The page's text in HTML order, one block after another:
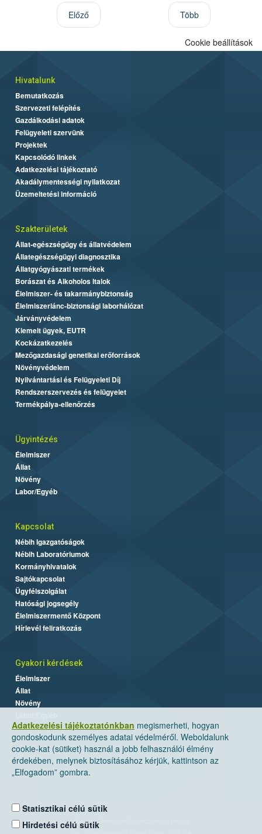
Előző Több
Adatkezelési tájékoztatónkban megismerheti, hogyan
gondoskodunk személyes adatai védelméről. Weboldalunk
cookie-kat (sütiket) használ a jobb felhasználói élmény
érdekében, melynek biztosításához kérjük, kattintson az
„Elfogadom” gombra.
Statisztikai célú sütik
Hirdetési célú sütik
Cookie beállítások
Hivatalunk
Bemutatkozás
Szervezeti felépítés
Gazdálkodási adatok
Felügyeleti szervünk
Projektek
Kapcsolódó linkek
Adatkezelési tájékoztató
Akadálymentességi nyilatkozat
Üzemeltetési információ
Szakterületek
Állat-egészségügy és állatvédelem
Állategészségügyi diagnosztika
Állatgyógyászati termékek
Borászat és Alkoholos Italok
Élelmiszer- és takarmánybiztonság
Élelmiszerlánc-biztonsági laborhálózat
Járványvédelem
Kiemelt ügyek, EUTR
Kockázatkezelés
Mezőgazdasági genetikai erőforrások
Növényvédelem
Nyilvántartási és Felügyeleti Díj
Rendszerszervezés és felügyelet
Termékpálya-ellenőrzés
Ügyintézés
Élelmiszer
Állat
Növény
Labor/Egyéb
Kapcsolat
Nébih Igazgatóságok
Nébih Laboratóriumok
Kormányhivatalok
Sajtókapcsolat
Ügyfélszolgálat
Hatósági jogsegély
Élelmiszermentő Központ
Hírlevél feliratkozás
Gyakori kérdések
Élelmiszer
Állat
Növény
Nemzeti Élelmiszerlánc-biztonsági Hivatal